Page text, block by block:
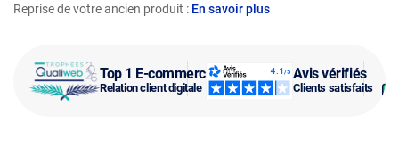
Top 1 E-commerce
Relation client digitale
Avis vérifiés
Clients satisfaits
Reprise de votre ancien produit : En savoir plus